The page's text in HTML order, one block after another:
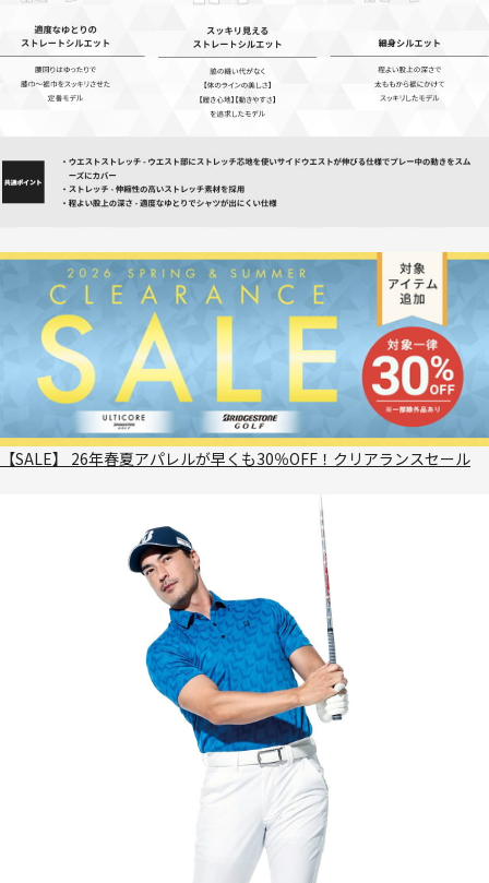
【SALE】 26年春夏アパレルが早くも30％OFF！クリアランスセール